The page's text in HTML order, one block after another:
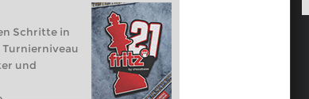
Schritte in
Turnierniveau
und